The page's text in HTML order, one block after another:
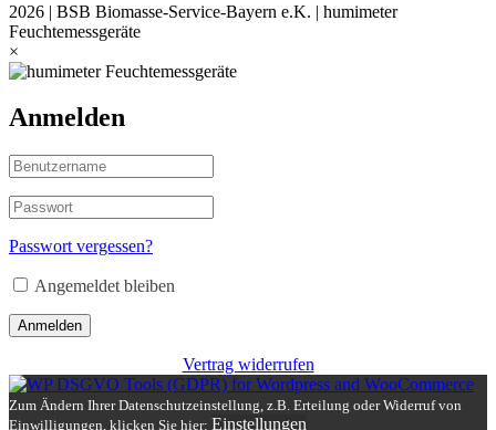
2026 | BSB Biomasse-Service-Bayern e.K. | humimeter
Feuchtemessgeräte
×
Anmelden
Passwort vergessen?
Angemeldet bleiben
Anmelden
Vertrag widerrufen
Zum Ändern Ihrer Datenschutzeinstellung, z.B. Erteilung oder Widerruf von
Einwilligungen, klicken Sie hier: Einstellungen